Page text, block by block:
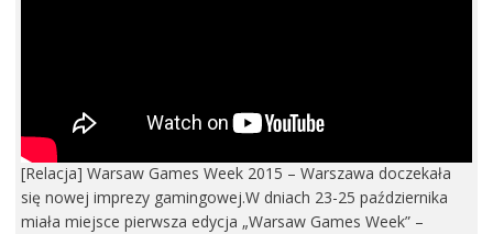
[Relacja] Warsaw Games Week 2015 – Warszawa doczekała
się nowej imprezy gamingowej.W dniach 23-25 października
miała miejsce pierwsza edycja „Warsaw Games Week” –